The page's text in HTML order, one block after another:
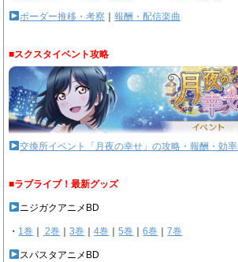
ボーダー推移・考察 ｜報酬・配信楽曲
■スクスタイベント攻略
交換所イベント「月夜の幸せ」の攻略・報酬・効
■ラブライブ！最新グッズ
ニジガクアニメBD
・ 1巻 2巻 ｜3巻 ｜4巻 ｜5巻 ｜6巻 ｜7巻
スパスタアニメBD